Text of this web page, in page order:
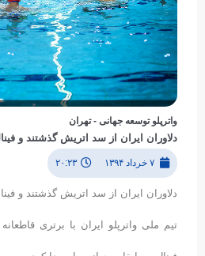
واترپلو توسعه جهانی - تهران
دلاوران ایران از سد اتریش گذشتند و
۷ خرداد ۱۳۹۴ ۲۰:۲۳
دلاوران ایران از سد اتریش گذشتند و
تیم ملی واترپلو ایران با برتری